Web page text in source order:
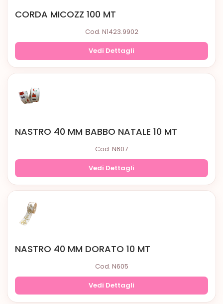
CORDA MICOZZ 100 MT
Cod. N1423.9902
Vedi Dettagli
NASTRO 40 MM BABBO NATALE 10 MT
Cod. N607
Vedi Dettagli
NASTRO 40 MM DORATO 10 MT
Cod. N605
Vedi Dettagli